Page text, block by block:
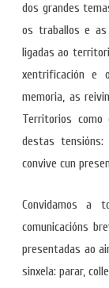
dos grandes
os traballos e as
ligadas ao
xentrificación e
memoria, as
Territorios como
destas tensións:
convive cun
Convidamos a
comunicacións
presentadas ao
sinxela: parar,